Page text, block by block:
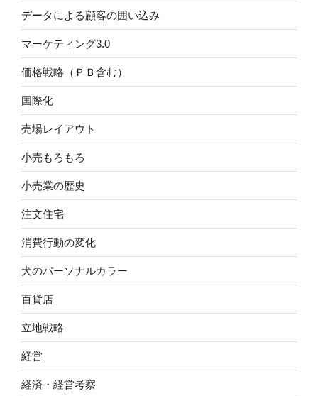
データによる顧客の囲い込み
マーケティング3.0
価格戦略（ＰＢ含む）
国際化
売場レイアウト
小売もろもろ
小売業の歴史
注文住宅
消費行動の変化
犬のパーソナルカラー
百貨店
立地戦略
経営
経済・経営考察